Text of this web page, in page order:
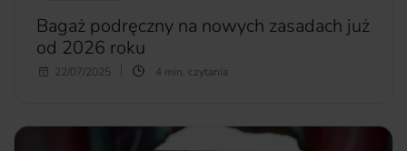
Bagaż podręczny na nowych zasadach już
od 2026 roku
W dobie city breaków czy innych krótkich wypadów,
liniach lotniczych, są dla podróżnych niedorzeczne. Do tego
22/07/2025 4 min. czytania